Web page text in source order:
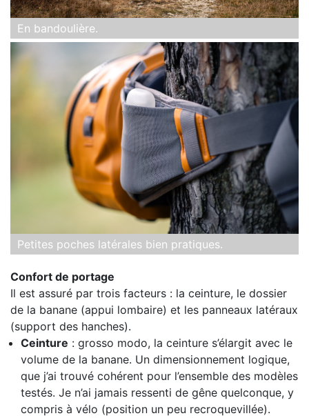
En bandoulière.
Petites poches latérales bien pratiques.
Confort de portage
Il est assuré par trois facteurs : la ceinture, le dossier
de la banane (appui lombaire) et les panneaux latéraux
(support des hanches).
Ceinture : grosso modo, la ceinture s’élargit avec le
volume de la banane. Un dimensionnement logique,
que j’ai trouvé cohérent pour l’ensemble des modèles
testés. Je n’ai jamais ressenti de gêne quelconque, y
compris à vélo (position un peu recroquevillée).